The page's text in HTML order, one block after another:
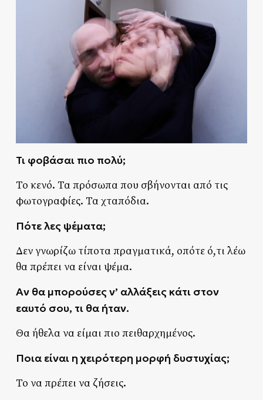
Τι φοβάσαι πιο πολύ;
Το κενό. Τα πρόσωπα που σβήνονται από τις
φωτογραφίες. Τα χταπόδια.
Πότε λες ψέματα;
Δεν γνωρίζω τίποτα πραγματικά, οπότε ό,τι λέω
θα πρέπει να είναι ψέμα.
Αν θα μπορούσες ν’ αλλάξεις κάτι στον
εαυτό σου, τι θα ήταν.
Θα ήθελα να είμαι πιο πειθαρχημένος.
Ποια είναι η χειρότερη μορφή δυστυχίας;
Το να πρέπει να ζήσεις.